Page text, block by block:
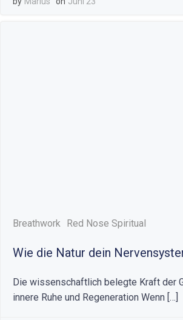
Breathwork Red Nose Spiritual
Wie die Natur dein
Die wissenschaftlich belegte Kraft der
innere Ruhe und Regeneration Wenn […]